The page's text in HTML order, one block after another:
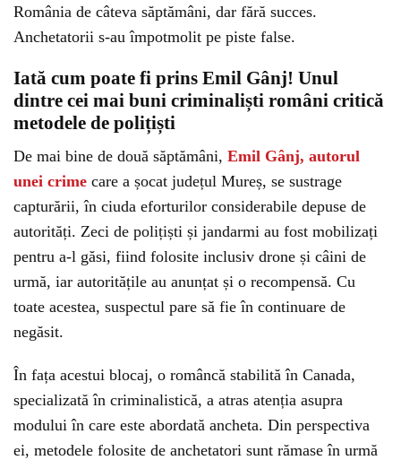
România de câteva săptămâni, dar fără succes.
Anchetatorii s-au împotmolit pe piste false.
Iată cum poate fi prins Emil Gânj! Unul
dintre cei mai buni criminaliști români critică
metodele de polițiști
De mai bine de două săptămâni, Emil Gânj, autorul
unei crime care a șocat județul Mureș, se sustrage
capturării, în ciuda eforturilor considerabile depuse de
autorități. Zeci de polițiști și jandarmi au fost mobilizați
pentru a-l găsi, fiind folosite inclusiv drone și câini de
urmă, iar autoritățile au anunțat și o recompensă. Cu
toate acestea, suspectul pare să fie în continuare de
negăsit.
În fața acestui blocaj, o româncă stabilită în Canada,
specializată în criminalistică, a atras atenția asupra
modului în care este abordată ancheta. Din perspectiva
ei, metodele folosite de anchetatori sunt rămase în urmă